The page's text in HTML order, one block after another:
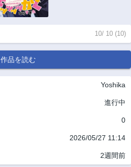
10/ 10 (10)
作品を読む
Yoshika
進行中
0
2026/05/27 11:14
2週間前